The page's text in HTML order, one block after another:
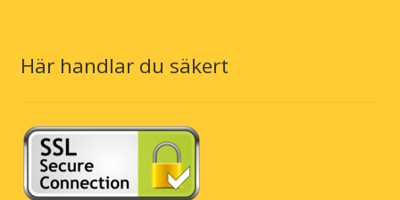
Här handlar du säkert